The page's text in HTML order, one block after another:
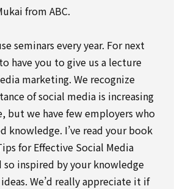
from ABC.
seminars every year. For next
have you to give us a lecture
marketing. We recognize
of social media is increasing
but we have few employers who
knowledge. I’ve read your book
for Effective Social Media
so inspired by your knowledge
We’d really appreciate it if